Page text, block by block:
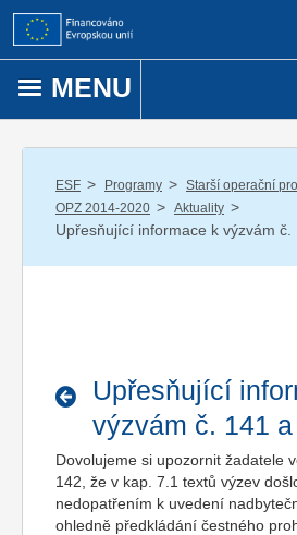
Přejít k obsahu
MENU
ESF / Programy / Starší operační
OPZ 2014-2020 / Aktuality /
Upřesňující informace k výzvám č.
Upřesňující
výzvám č. 141
Dovolujeme si upozornit žadatele
142, že v kap. 7.1 textů výzev
nedopatřením k uvedení
ohledně předkládání čestného